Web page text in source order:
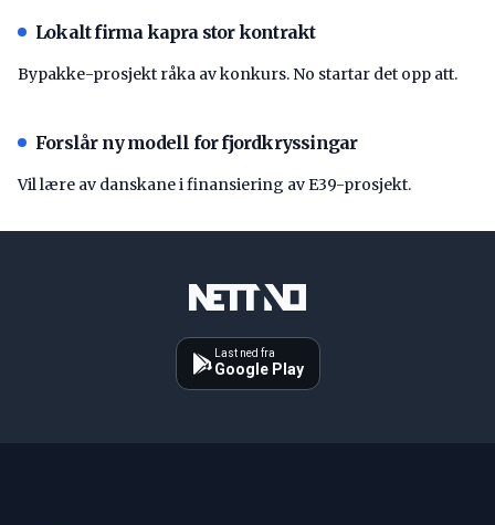
Lokalt firma kapra stor kontrakt
Bypakke-prosjekt råka av konkurs. No startar det opp att.
Forslår ny modell for fjordkryssingar
Vil lære av danskane i finansiering av E39-prosjekt.
Last ned fra
Google Play